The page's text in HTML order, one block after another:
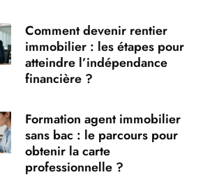
Comment devenir rentier
immobilier : les étapes pour
atteindre l’indépendance
financière ?
Formation agent immobilier
sans bac : le parcours pour
obtenir la carte
professionnelle ?